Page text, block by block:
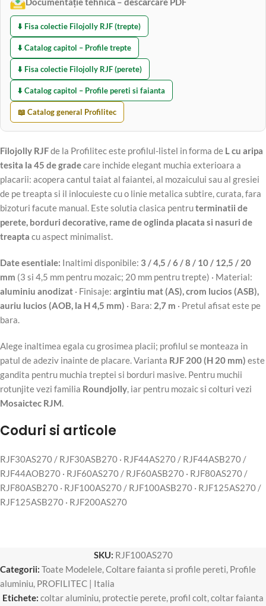
⬇️ Fisa colectie Filojolly RJF (trepte)
⬇️ Catalog capitol – Profile trepte
⬇️ Fisa colectie Filojolly RJF (perete)
⬇️ Catalog capitol – Profile pereti si faianta
📖 Catalog general Profilitec
Filojolly RJFde la Profilitec este profilul-listel in forma de L cu aripa
tesita la 45 de gradecare inchide elegant muchia exterioara a
placarii: acopera cantul taiat al faiantei, al mozaicului sau al gresiei
de pe treapta si il inlocuieste cu o linie metalica subtire, curata, fara
bizoturi facute manual. Este solutia clasica pentruterminatii de
perete, borduri decorative, rame de oglinda placata si nasuri de
treapta cu aspect minimalist.
Date esentiale: Inaltimi disponibile: 3 / 4,5 / 6 / 8 / 10 / 12,5 / 20
mm (3 si 4,5 mm pentru mozaic; 20 mm pentru trepte) · Material:
aluminiu anodizat · Finisaje: argintiu mat (AS), crom lucios (ASB),
auriu lucios (AOB, la H 4,5 mm) · Bara: 2,7 m · Pretul afisat este pe
bara.
Alege inaltimea egala cu grosimea placii; profilul se monteaza in
patul de adeziv inainte de placare. Varianta RJF 200 (H 20 mm) este
gandita pentru muchia treptei si borduri masive. Pentru muchii
rotunjite vezi familia Roundjolly, iar pentru mozaic si colturi vezi
Mosaictec RJM.
Coduri si articole
RJF30AS270 / RJF30ASB270 · RJF44AS270 / RJF44ASB270 /
RJF44AOB270 · RJF60AS270 / RJF60ASB270 · RJF80AS270 /
RJF80ASB270 · RJF100AS270 / RJF100ASB270 · RJF125AS270 /
RJF125ASB270 · RJF200AS270
SKU: RJF100AS270
Categorii: Toate Modelele,Coltare faianta si profile pereti, Profile
aluminiu, PROFILITEC | Italia
Etichete: coltar aluminiu, protectie perete, profil colt,coltar faianta